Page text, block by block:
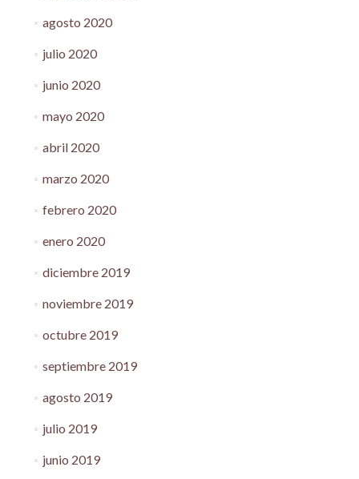
agosto 2020
julio 2020
junio 2020
mayo 2020
abril 2020
marzo 2020
febrero 2020
enero 2020
diciembre 2019
noviembre 2019
octubre 2019
septiembre 2019
agosto 2019
julio 2019
junio 2019